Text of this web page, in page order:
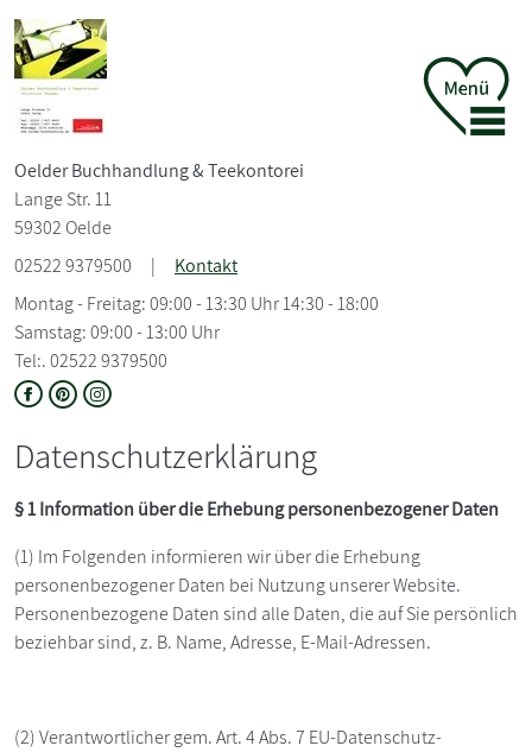
Oelder Buchhandlung &Teekontorei
Lange Str. 11
59302 Oelde
02522 9379500
|
Kontakt
Montag - Freitag: 09:00 - 13:30 Uhr 14:30 - 18:00
Samstag: 09:00 - 13:00 Uhr
Tel:. 02522 9379500
Datenschutzerklärung
§ 1 Information über die Erhebung personenbezogener Daten
(1) Im Folgenden informieren wir über die Erhebung
personenbezogener Daten bei Nutzung unserer Website.
Personenbezogene Daten sind alle Daten, die auf Sie persönlich
beziehbar sind, z. B. Name, Adresse, E-Mail-Adressen.
(2) Verantwortlicher gem. Art. 4 Abs. 7 EU-Datenschutz-